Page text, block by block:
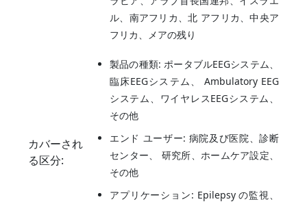
ル、南アフリカ、北 アフリカ、中央ア
フリカ、メアの残り
カバーされ
る区分:
製品の種類: ポータブルEEGシステム、
臨床EEGシステム、 Ambulatory EEG
システム、ワイヤレスEEGシステム、
その他
エンド ユーザー: 病院及び医院、診断
センター、 研究所、ホームケア設定、
その他
アプリケーション: Epilepsy の監視、